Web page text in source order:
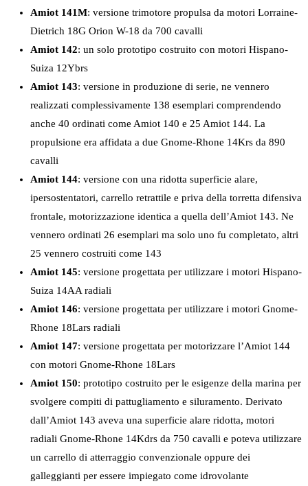
Amiot 141M: versione trimotore propulsa da motori Lorraine-
Dietrich 18G Orion W-18 da 700 cavalli
Amiot 142: un solo prototipo costruito con motori Hispano-
Suiza 12Ybrs
Amiot 143: versione in produzione di serie, ne vennero
realizzati complessivamente 138 esemplari comprendendo
anche 40 ordinati come Amiot 140 e 25 Amiot 144. La
propulsione era affidata a due Gnome-Rhone 14Krs da 890
cavalli
Amiot 144: versione con una ridotta superficie alare,
ipersostentatori, carrello retrattile e priva della torretta difensiva
frontale, motorizzazione identica a quella dell’Amiot 143. Ne
vennero ordinati 26 esemplari ma solo uno fu completato, altri
25 vennero costruiti come 143
Amiot 145: versione progettata per utilizzare i motori Hispano-
Suiza 14AA radiali
Amiot 146: versione progettata per utilizzare i motori Gnome-
Rhone 18Lars radiali
Amiot 147: versione progettata per motorizzare l’Amiot 144
con motori Gnome-Rhone 18Lars
Amiot 150: prototipo costruito per le esigenze della marina per
svolgere compiti di pattugliamento e siluramento. Derivato
dall’Amiot 143 aveva una superficie alare ridotta, motori
radiali Gnome-Rhone 14Kdrs da 750 cavalli e poteva utilizzare
un carrello di atterraggio convenzionale oppure dei
galleggianti per essere impiegato come idrovolante